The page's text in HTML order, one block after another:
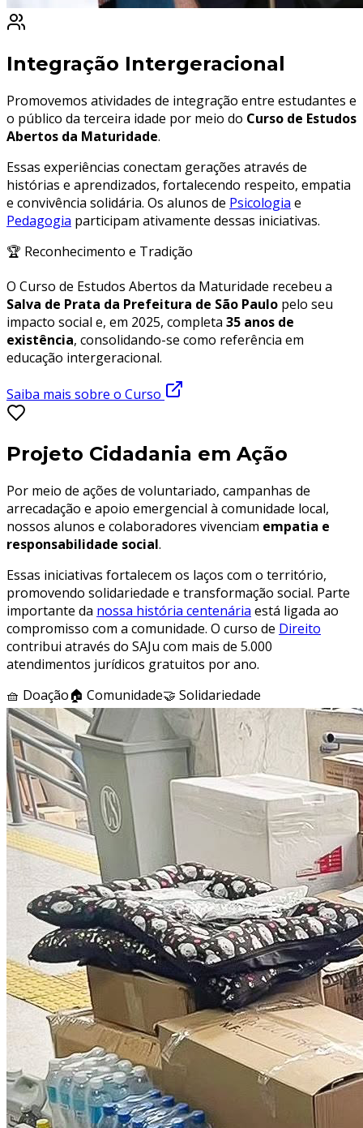
Integração Intergeracional
Promovemos atividades de integração entre estudantes e
o público da terceira idade por meio do Curso de Estudos
Abertos da Maturidade.
Essas experiências conectam gerações através de
histórias e aprendizados, fortalecendo respeito, empatia
e convivência solidária. Os alunos de Psicologia e
Pedagogia participam ativamente dessas iniciativas.
🏆 Reconhecimento e Tradição
O Curso de Estudos Abertos da Maturidade recebeu a
Salva de Prata da Prefeitura de São Paulo pelo seu
impacto social e, em 2025, completa 35 anos de
existência, consolidando-se como referência em
educação intergeracional.
Saiba mais sobre o Curso
Projeto Cidadania em Ação
Por meio de ações de voluntariado, campanhas de
arrecadação e apoio emergencial à comunidade local,
nossos alunos e colaboradores vivenciam empatia e
responsabilidade social.
Essas iniciativas fortalecem os laços com o território,
promovendo solidariedade e transformação social. Parte
importante da nossa história centenária está ligada ao
compromisso com a comunidade. O curso de Direito
contribui através do SAJu com mais de 5.000
atendimentos jurídicos gratuitos por ano.
🧺 Doação🏠 Comunidade🤝 Solidariedade